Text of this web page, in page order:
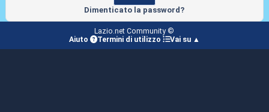
Dimenticato la password?
Lazio.net Community ©
Aiuto
Termini di utilizzo Vai su ▲